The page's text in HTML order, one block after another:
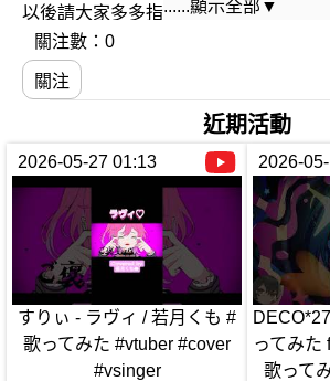
以後請大家多多指教！
100訂閱將會進行歌回直播
請大家敬請留意^^
......顯示全部▼
關注數：0
關注
近期活動
2026-05-27 01:13
すりぃ - ラヴィ / 若月くも #
歌ってみた #vtuber #cover
#vsinger
2026-
ってみた
歌って